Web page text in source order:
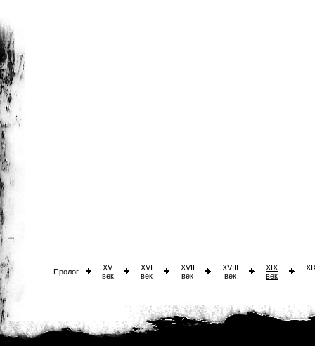
Пролог
XV
век
XVI
век
XVII
век
XVIII
век
XIX
век